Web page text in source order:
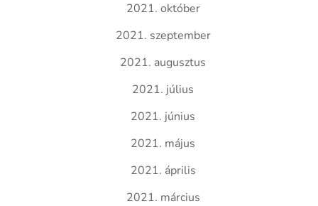
2021. október
2021. szeptember
2021. augusztus
2021. július
2021. június
2021. május
2021. április
2021. március